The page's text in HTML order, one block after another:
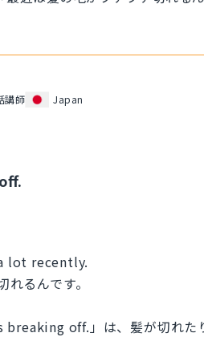
講師
Japan
lot recently.
るんです。
breaking off.」は、髪が切れた